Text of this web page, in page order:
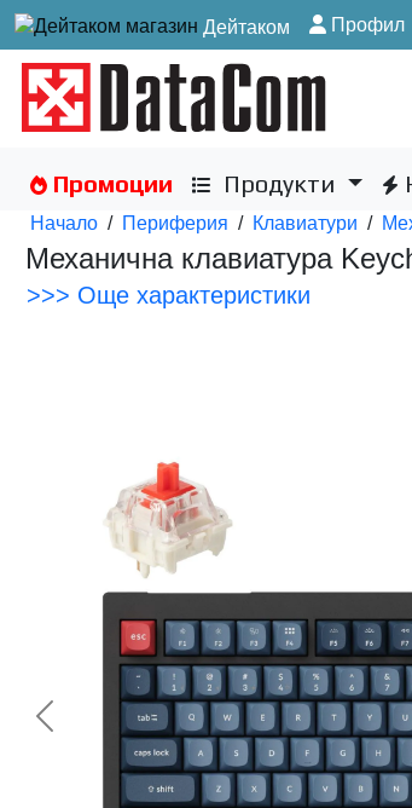
Дейтаком Профил
Промоции Продукти
Начало / Периферия / Клавиатури /
Механична клавиатура
>>> Още характеристики
<< Предишна